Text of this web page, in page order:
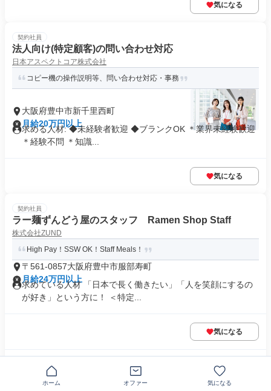
気になる
契約社員
法人向け(特定顧客)の問い合わせ対応
日本アスペクトコア株式会社
コピー機の操作説明等、問い合わせ対応・事務
大阪府豊中市新千里西町
月給20万円以上
求める人材: ◆未経験者歓迎 ◆ブランクOK ＊業界未経験歓迎
＊経験不問 ＊知識...
気になる
契約社員
ラー麺ずんどう屋のスタッフ Ramen Shop Staff
株式会社ZUND
High Pay！SSW OK！Staff Meals！
〒561-0857大阪府豊中市服部寿町
月給24万円以上
求めている人材 「日本で長く働きたい」「人を笑顔にするの
が好き」という方に！ ＜特定...
気になる
ホーム オファー 気になる